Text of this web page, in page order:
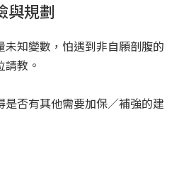
與規劃
知變數，怕遇到非自願剖腹的
教。
是否有其他需要加保／補強的建